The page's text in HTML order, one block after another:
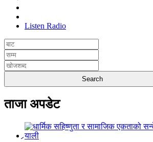
Listen Radio
ताजा अपडेट